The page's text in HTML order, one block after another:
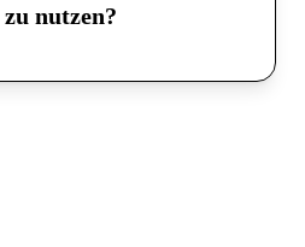
nutzen?